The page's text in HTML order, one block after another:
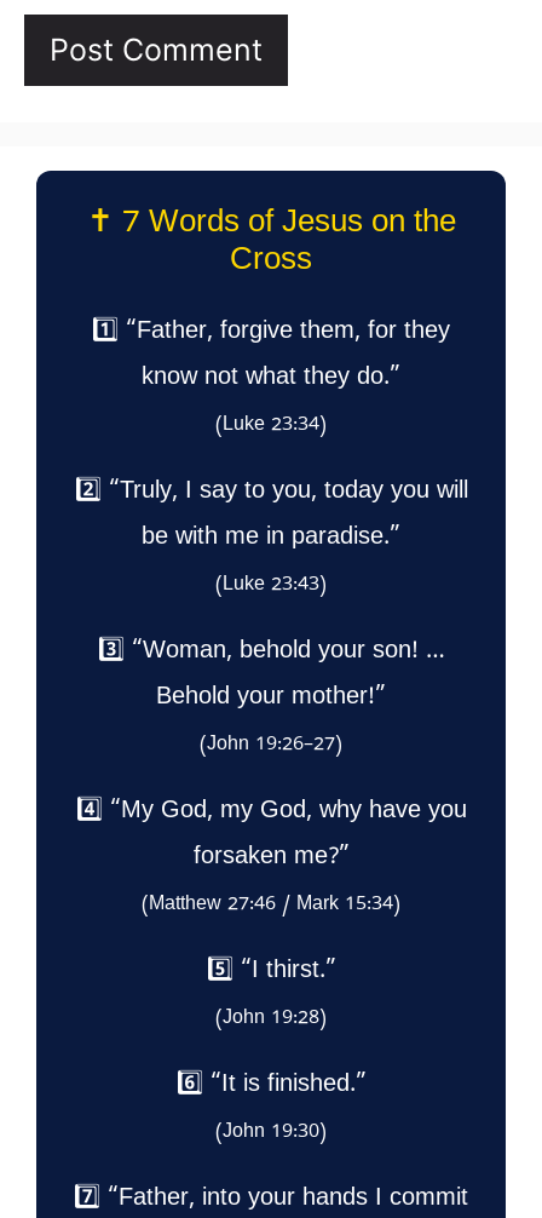
✝️ 7 Words of Jesus on the
Cross
1️⃣ “Father, forgive them, for they
know not what they do.”
(Luke 23:34)
2️⃣ “Truly, I say to you, today you will
be with me in paradise.”
(Luke 23:43)
3️⃣ “Woman, behold your son! …
Behold your mother!”
(John 19:26–27)
4️⃣ “My God, my God, why have you
forsaken me?”
(Matthew 27:46 / Mark 15:34)
5️⃣ “I thirst.”
(John 19:28)
6️⃣ “It is finished.”
(John 19:30)
7️⃣ “Father, into your hands I commit